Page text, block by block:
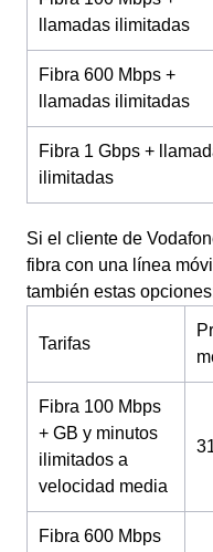
llamadas ilimitadas
Fibra 600 Mbps +
llamadas ilimitadas
Fibra 1 Gbps +
ilimitadas
Si el cliente de
fibra con una línea
también estas
Tarifas
Fibra 100 Mbps
+ GB y minutos
ilimitados a
velocidad media
Fibra 600 Mbps